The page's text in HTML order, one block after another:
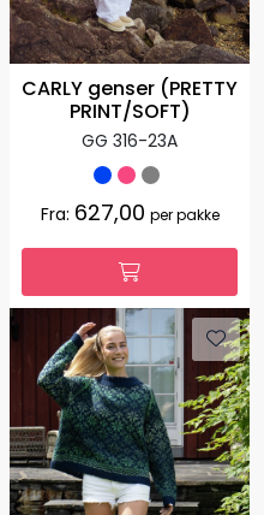
CARLY genser (PRETTY
PRINT/SOFT)
GG 316-23A
Fra: 627,00 per pakke